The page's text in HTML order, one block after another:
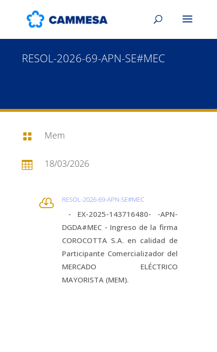
RESOL-2026-69-APN-SE#MEC
 Mem
 18/03/2026
 RESOL-2026-69-APN-SE#MEC
- EX-2025-143716480- -APN-
DGDA#MEC - Ingreso de la firma
COROCOTTA S.A. en calidad de
Participante Comercializador del
MERCADO ELÉCTRICO
MAYORISTA (MEM).